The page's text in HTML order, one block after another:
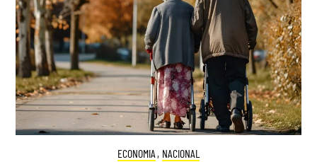
ECONOMIA , NACIONAL